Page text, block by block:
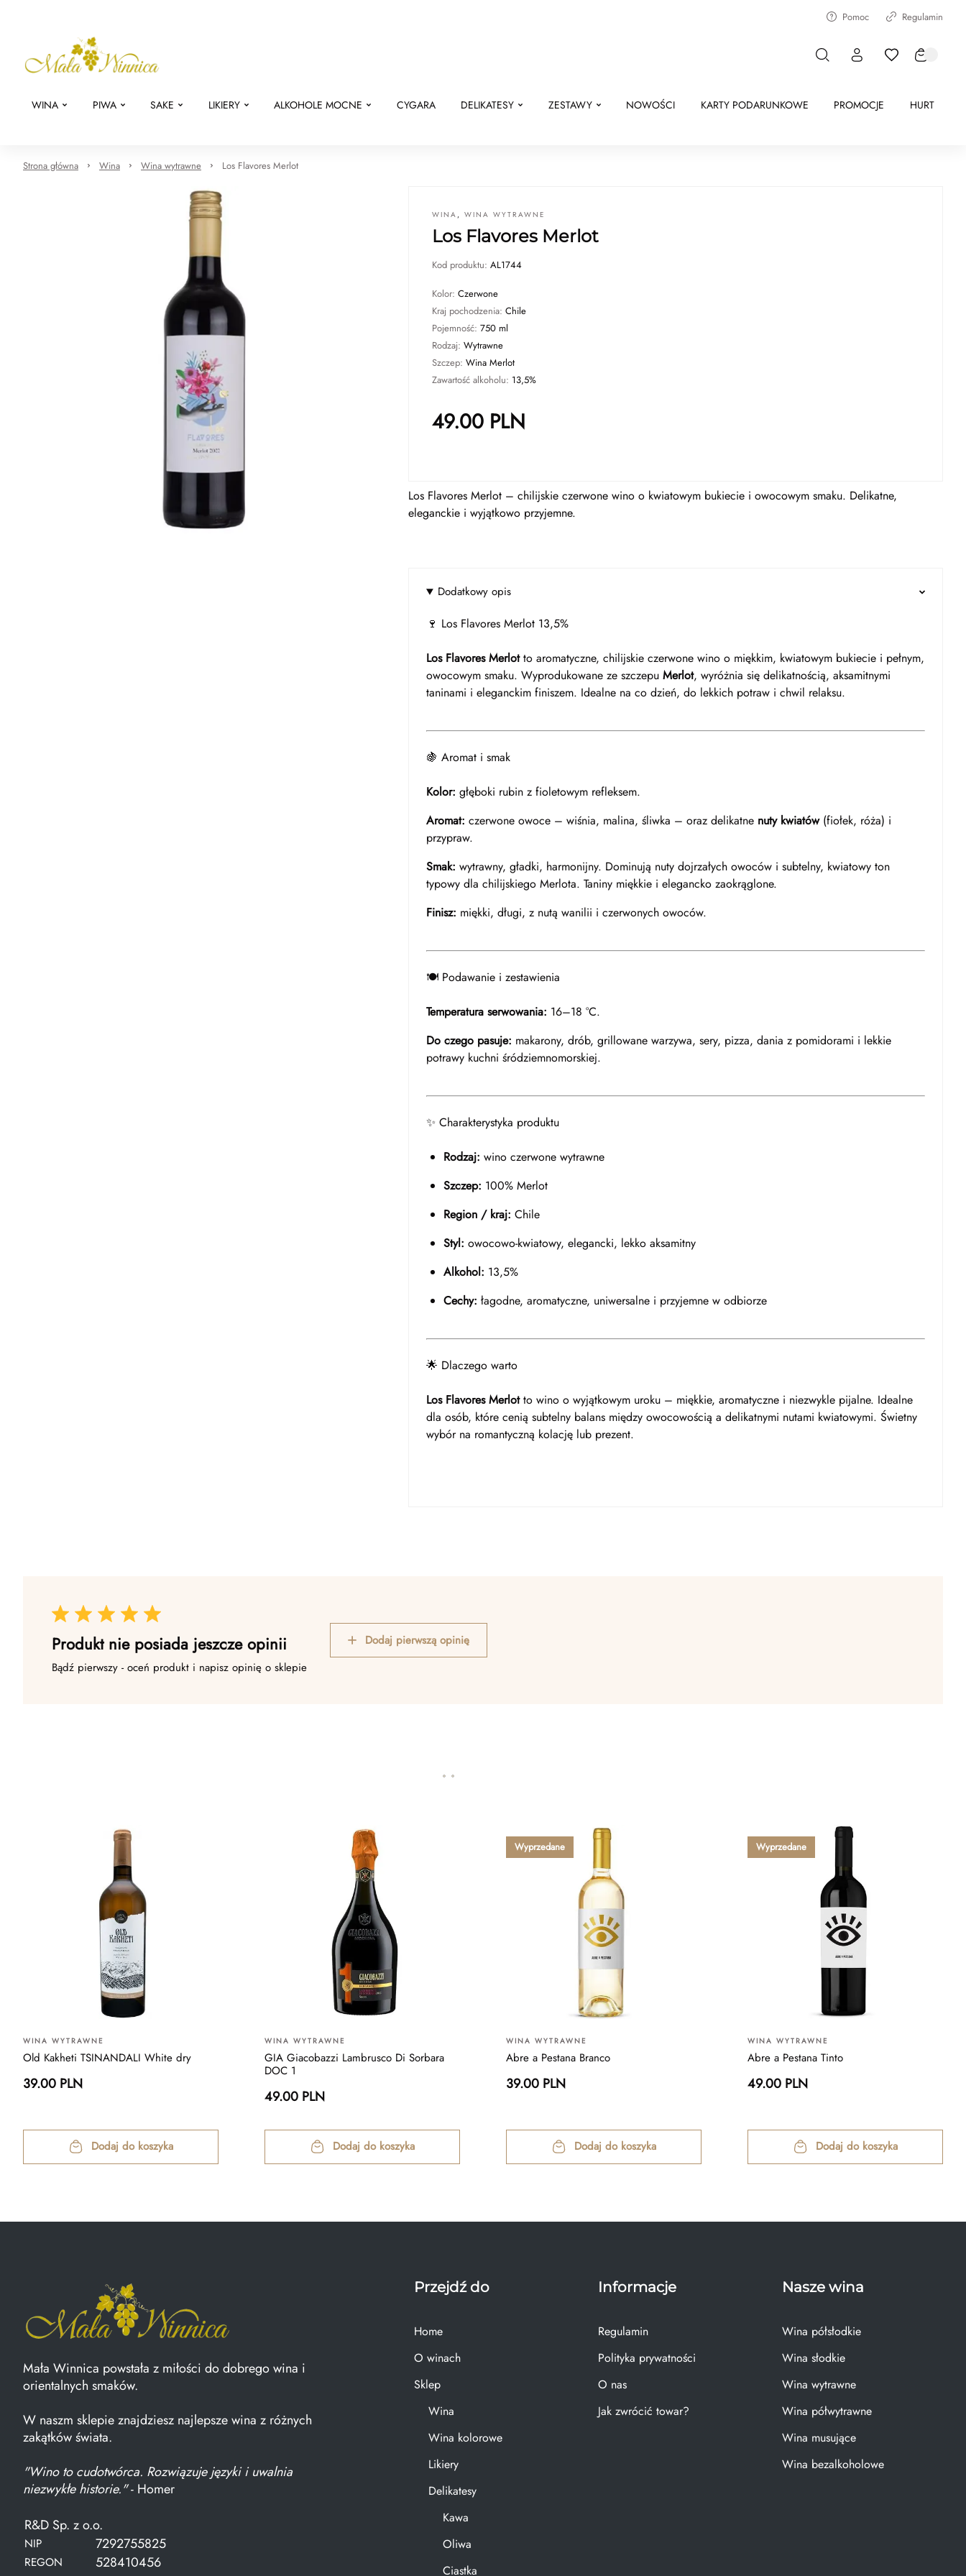
Pomoc Regulamin
WINA PIWA SAKE LIKIERY ALKOHOLE MOCNE CYGARA DELIKATESY ZESTAWY NOWOŚCI KARTY PODARUNKOWE PROMOCJE HURT
Strona główna Wina Wina wytrawne Los Flavores Merlot
WINA , WINA WYTRAWNE
Los Flavores Merlot
Kod produktu: AL1744
Kolor: Czerwone
Kraj pochodzenia: Chile
Pojemność: 750 ml
Rodzaj: Wytrawne
Szczep: Wina Merlot
Zawartość alkoholu: 13,5%
49.00 PLN
Los Flavores Merlot – chilijskie czerwone wino o kwiatowym bukiecie i owocowym smaku. Delikatne,
eleganckie i wyjątkowo przyjemne.
Dodatkowy opis
🍷 Los Flavores Merlot 13,5%
Los Flavores Merlotto aromatyczne, chilijskie czerwone wino o miękkim, kwiatowym bukiecie i pełnym,
owocowym smaku. Wyprodukowane ze szczepu Merlot, wyróżnia się delikatnością, aksamitnymi
taninami i eleganckim finiszem. Idealne na co dzień, do lekkich potraw i chwil relaksu.
🍇 Aromat i smak
Kolor: głęboki rubin z fioletowym refleksem.
Aromat: czerwone owoce – wiśnia, malina, śliwka – oraz delikatne nuty kwiatów(fiołek, róża) i
przypraw.
Smak: wytrawny, gładki, harmonijny. Dominują nuty dojrzałych owoców i subtelny, kwiatowy ton
typowy dla chilijskiego Merlota. Taniny miękkie i elegancko zaokrąglone.
Finisz: miękki, długi, z nutą wanilii i czerwonych owoców.
🍽️ Podawanie i zestawienia
Temperatura serwowania: 16–18 °C.
Do czego pasuje: makarony, drób, grillowane warzywa, sery, pizza, dania z pomidorami i lekkie
potrawy kuchni śródziemnomorskiej.
✨ Charakterystyka produktu
Rodzaj: wino czerwone wytrawne
Szczep: 100% Merlot
Region / kraj: Chile
Styl: owocowo-kwiatowy, elegancki, lekko aksamitny
Alkohol: 13,5%
Cechy: łagodne, aromatyczne, uniwersalne i przyjemne w odbiorze
🌟 Dlaczego warto
Los Flavores Merlotto wino o wyjątkowym uroku – miękkie, aromatyczne i niezwykle pijalne. Idealne
dla osób, które cenią subtelny balans między owocowością a delikatnymi nutami kwiatowymi. Świetny
wybór na romantyczną kolację lub prezent.
Produkt nie posiada jeszcze opinii
Bądź pierwszy - oceń produkt i napisz opinię o sklepie
Dodaj pierwszą opinię
WINA WYTRAWNE
Old Kakheti TSINANDALI White dry
39.00 PLN
Dodaj do koszyka
WINA WYTRAWNE
GIA Giacobazzi Lambrusco Di Sorbara
DOC 1
49.00 PLN
Dodaj do koszyka
Wyprzedane
WINA WYTRAWNE
Abre a Pestana Branco
39.00 PLN
Dodaj do koszyka
Wyprzedane
WINA WYTRAWNE
Abre a Pestana Tinto
49.00 PLN
Dodaj do koszyka
Mała Winnica powstała z miłości do dobrego wina i
orientalnych smaków.
W naszm sklepie znajdziesz najlepsze wina z różnych
zakątków świata.
"Wino to cudotwórca. Rozwiązuje języki i uwalnia
niezwykłe historie."- Homer
R&D Sp. z o.o.
NIP 7292755825
REGON 528410456
Przejdź do
Home
O winach
Sklep
Wina
Wina kolorowe
Likiery
Delikatesy
Kawa
Oliwa
Ciastka
Informacje
Regulamin
Polityka prywatności
O nas
Jak zwrócić towar?
Nasze wina
Wina półsłodkie
Wina słodkie
Wina wytrawne
Wina półwytrawne
Wina musujące
Wina bezalkoholowe